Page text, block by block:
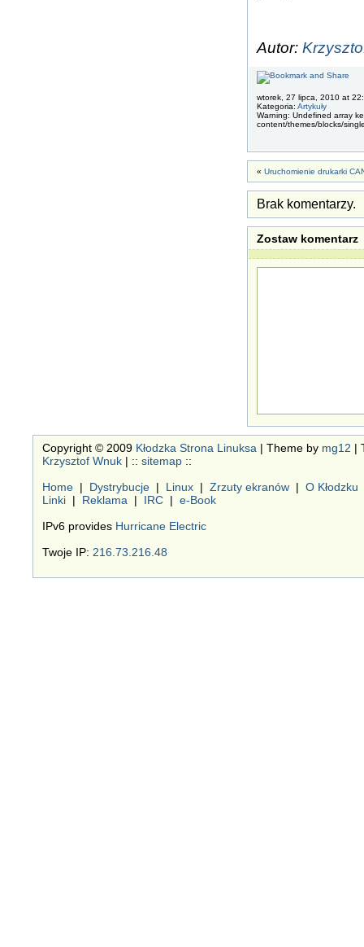
Autor:
wtorek, 27 lipca, 2010 at
Kategoria: Artykuły
Warning: Undefined array
content/themes/blocks/
« Uruchomienie drukarki
Brak komentarzy.
Zostaw komentarz
Copyright © 2009 Kłodzka Strona Linuksa | Theme by mg12 |
Krzysztof Wnuk | :: sitemap ::
Home | Dystrybucje | Linux | Zrzuty ekranów | O Kłodzku
Linki | Reklama | IRC | e-Book
IPv6 provides Hurricane Electric
Twoje IP: 216.73.216.48